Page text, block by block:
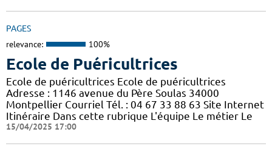
PAGES
relevance: 100%
Ecole de Puéricultrices
Ecole de puéricultrices Ecole de puéricultrices
Adresse : 1146 avenue du Père Soulas 34000
Montpellier Courriel Tél. : 04 67 33 88 63 Site Internet
Itinéraire Dans cette rubrique L'équipe Le métier Le
15/04/2025 17:00